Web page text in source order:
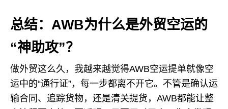
总结：AWB为什么是外贸空运的
“神助攻”？
做外贸这么久，我越来越觉得AWB空运提单就像空
运中的“通行证”，每一步都离不开它。不管是确认运
输合同、追踪货物，还是清关提货，AWB都能让整